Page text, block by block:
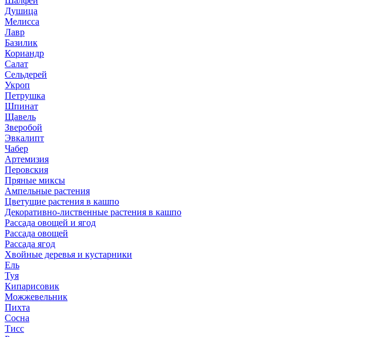
Душица
Мелисса
Лавр
Базилик
Кориандр
Салат
Сельдерей
Укроп
Петрушка
Шпинат
Щавель
Зверобой
Эвкалипт
Чабер
Артемизия
Перовския
Пряные миксы
Ампельные растения
Цветущие растения в кашпо
Декоративно-лиственные растения в кашпо
Рассада овощей и ягод
Рассада овощей
Рассада ягод
Хвойные деревья и кустарники
Ель
Туя
Кипарисовик
Можжевельник
Пихта
Сосна
Тисc